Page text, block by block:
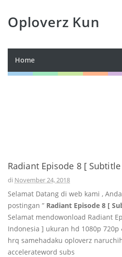
Oploverz Kun
Home
Radiant Episode 8 [
di November 24, 2018
Selamat Datang di web kami ,
postingan ” Radiant Episode 8 [
Selamat mendowonload Radiant
Indonesia ] ukuran hd 1080p 720p
hrq samehadaku oploverz
accelerateword subs